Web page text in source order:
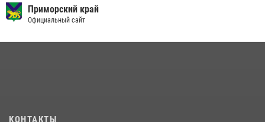
среди водолазов Восточного округа Росгвардии
10 июля 2026, 06:31
Приморский край
Официальный сайт
КОНТАКТЫ